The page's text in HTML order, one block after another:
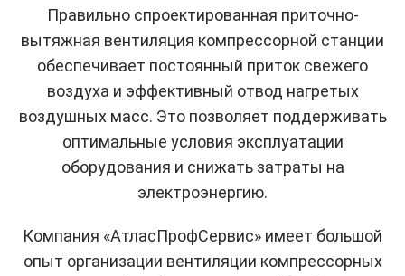
Правильно спроектированная приточно-
вытяжная вентиляция компрессорной станции
обеспечивает постоянный приток свежего
воздуха и эффективный отвод нагретых
воздушных масс. Это позволяет поддерживать
оптимальные условия эксплуатации
оборудования и снижать затраты на
электроэнергию.
Компания «АтласПрофСервис» имеет большой
опыт организации вентиляции компрессорных